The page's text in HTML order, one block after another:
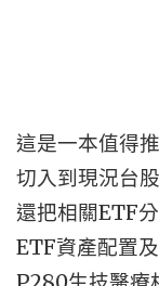
這是一本值得
切入到現況台
還把相關ETF
ETF資產配置